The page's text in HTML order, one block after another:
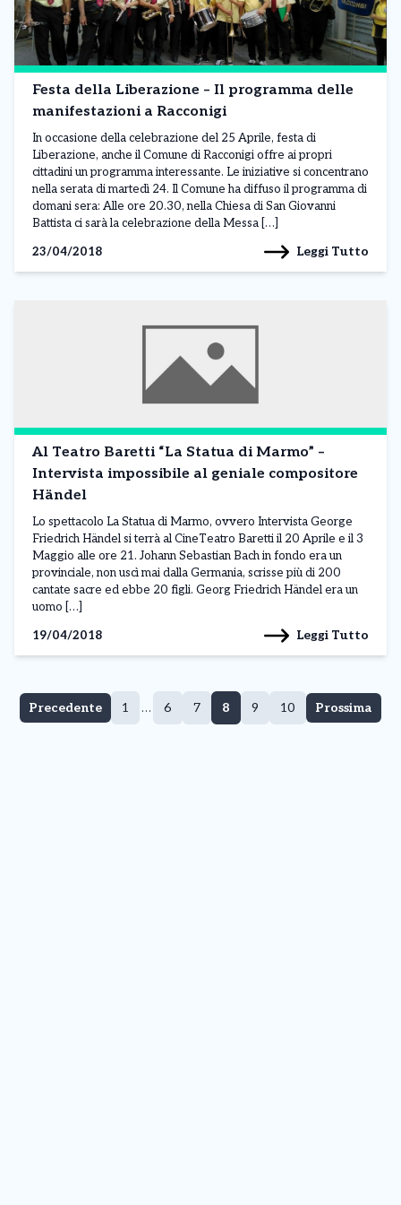
Festa della Liberazione – Il programma delle
manifestazioni a Racconigi
In occasione della celebrazione del 25 Aprile, festa di
Liberazione, anche il Comune di Racconigi offre ai propri
cittadini un programma interessante. Le iniziative si concentrano
nella serata di martedì 24. Il Comune ha diffuso il programma di
domani sera: Alle ore 20.30, nella Chiesa di San Giovanni
Battista ci sarà la celebrazione della Messa […]
23/04/2018
Leggi Tutto
Al Teatro Baretti “La Statua di Marmo” –
Intervista impossibile al geniale compositore
Händel
Lo spettacolo La Statua di Marmo, ovvero Intervista George
Friedrich Händel si terrà al CineTeatro Baretti il 20 Aprile e il 3
Maggio alle ore 21. Johann Sebastian Bach in fondo era un
provinciale, non uscì mai dalla Germania, scrisse più di 200
cantate sacre ed ebbe 20 figli. Georg Friedrich Händel era un
uomo […]
19/04/2018
Leggi Tutto
Precedente Pagina
1 … Pagina
6 Pagina
7 Pagina
8 Pagina
9 Pagina
10 Prossima